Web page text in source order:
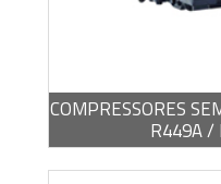
COMPRESSORES
R449A /